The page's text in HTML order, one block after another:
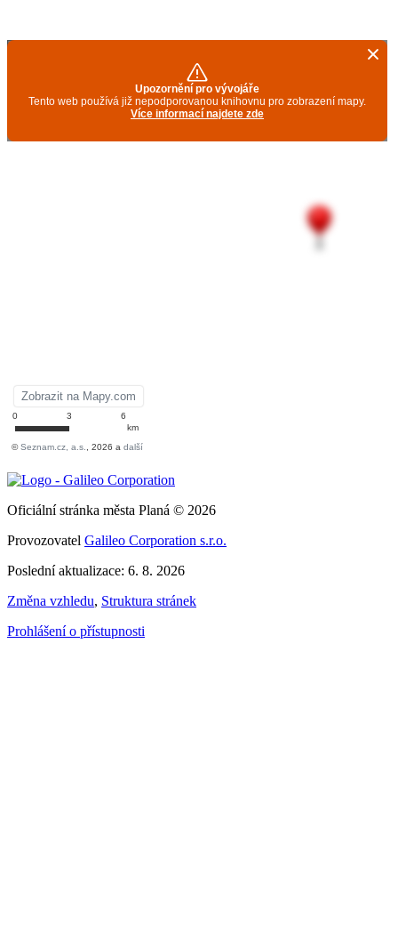
Oficiální stránka města Planá © 2026
Provozovatel Galileo Corporation s.r.o.
Poslední aktualizace: 6. 8. 2026
Změna vzhledu, Struktura stránek
Prohlášení o přístupnosti